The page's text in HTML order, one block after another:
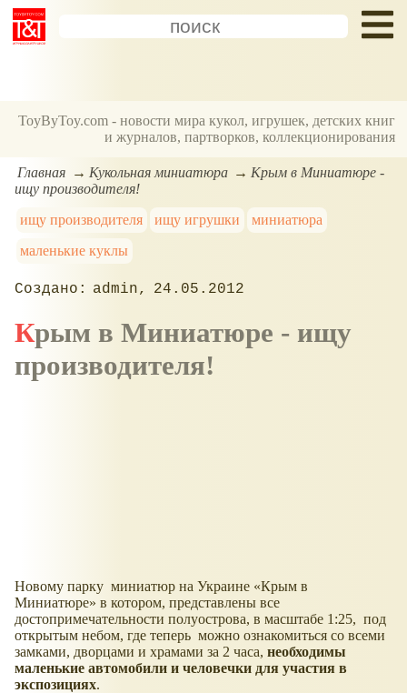
ToyByToy.com - новости мира кукол, игрушек, детских книг
и журналов, партворков, коллекционирования
Главная Кукольная миниатюра
Крым в Миниатюре -
ищу производителя!
ищу производителя
ищу игрушки
миниатюра
маленькие куклы
admin 24.05.2012
Крым в Миниатюре - ищу
производителя!
Новому парку миниатюр на Украине
Крым в
Миниатюре
в котором, представлены все
достопримечательности полуострова, в масштабе 1:25, под
открытым небом, где теперь можно ознакомиться со всеми
замками, дворцами и храмами за 2 часа, необходимы
маленькие автомобили и человечки для участия в
экспозициях.